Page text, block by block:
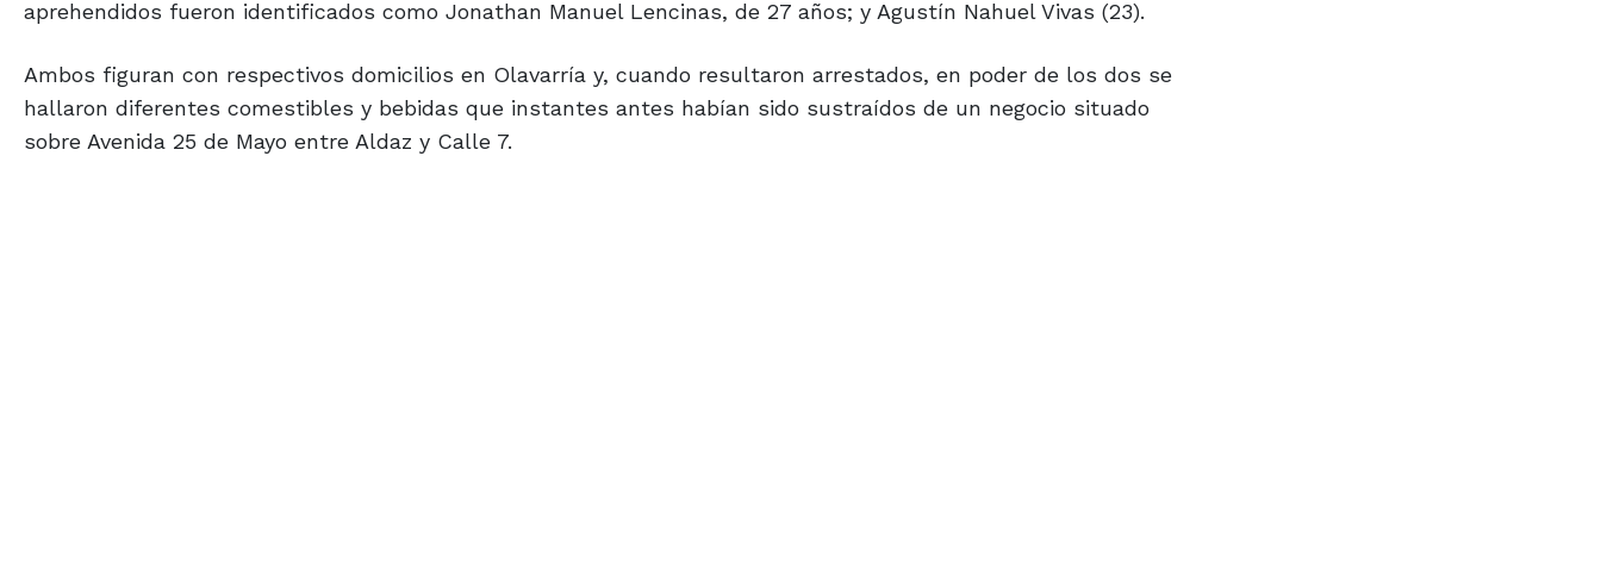
hallaron diferentes comestibles y bebidas que instantes antes habían sido sustraídos de un negocio situado
sobre Avenida 25 de Mayo entre Aldaz y Calle 7.